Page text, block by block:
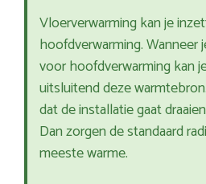
Vloerverwarming kan je
hoofdverwarming. Wanneer
voor hoofdverwarming kan
uitsluitend deze
dat de installatie gaat
Dan zorgen de standaard
meeste warme.